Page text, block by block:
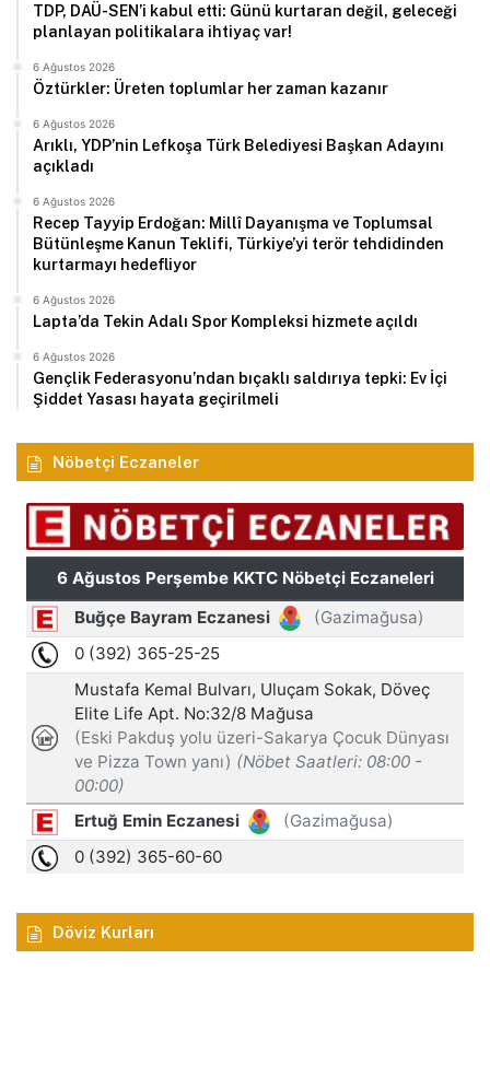
TDP, DAÜ-SEN’i kabul etti: Günü kurtaran değil, geleceği
planlayan politikalara ihtiyaç var!
6 Ağustos 2026
Öztürkler: Üreten toplumlar her zaman kazanır
6 Ağustos 2026
Arıklı, YDP’nin Lefkoşa Türk Belediyesi Başkan Adayını
açıkladı
6 Ağustos 2026
Recep Tayyip Erdoğan: Millî Dayanışma ve Toplumsal
Bütünleşme Kanun Teklifi, Türkiye’yi terör tehdidinden
kurtarmayı hedefliyor
6 Ağustos 2026
Lapta’da Tekin Adalı Spor Kompleksi hizmete açıldı
6 Ağustos 2026
Gençlik Federasyonu’ndan bıçaklı saldırıya tepki: Ev İçi
Şiddet Yasası hayata geçirilmeli
Nöbetçi Eczaneler
Döviz Kurları